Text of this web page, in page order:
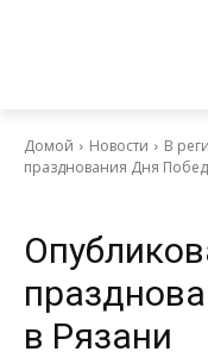
Домой Новости В
празднования Дня
в Рязани